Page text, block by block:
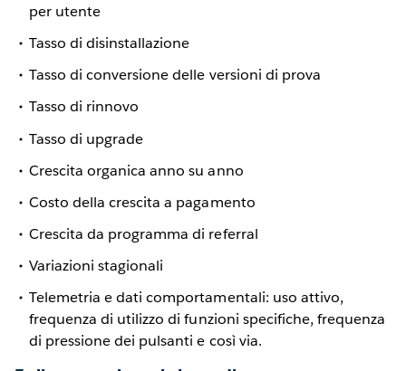
per utente
Tasso di disinstallazione
Tasso di conversione delle versioni di prova
Tasso di rinnovo
Tasso di upgrade
Crescita organica anno su anno
Costo della crescita a pagamento
Crescita da programma di referral
Variazioni stagionali
Telemetria e dati comportamentali: uso attivo,
frequenza di utilizzo di funzioni specifiche, frequenza
di pressione dei pulsanti e così via.